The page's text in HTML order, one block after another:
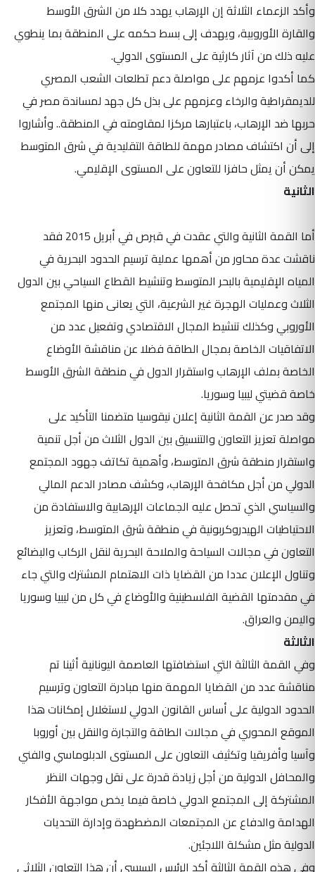
وأكد الزعماء الثلاثة إن الإرهاب يهدد كلا من الشرق الأوسط
والقارة الأوروبية، ويهدف إلى بسط حكمه على المنطقة بما ينطوي
عليه ذلك من آثار كارثية على المستوى الدولي.
كما أكدوا عزمهم على مواصلة دعم تطلعات الشعب المصري
للديمقراطية والرخاء وعزمهم على بذل كل جهد لمساندة مصر في
حربها ضد الإرهاب، باعتبارها مركزا لمقاومته في المنطقة.. وأشاروا
إلى أن اكتشاف مصادر مهمة للطاقة التقليدية في شرق المتوسط
يمكن أن يمثل حافزا للتعاون على المستوى الإقليمي.
الثانية
أما القمة الثانية والتي عقدت في قبرص في أبريل 2015 فقد
ناقشت عدة محاور من أهمها عملية ترسيم الحدود البحرية في
المياه الإقليمية بالبحر المتوسط وتنشيط القطاع السياحي بين الدول
الثلاث وعمليات الهجرة غير الشرعية، التي يعانى منها المجتمع
الأوروبي وكذلك تنشيط المجال الاقتصادي وتفعيل عدد من
الاتفاقيات الخاصة بمجال الطاقة فضلا عن مناقشة الأوضاع
الخاصة بملف الإرهاب واستقرار الدول في منطقة الشرق الأوسط
خاصة قضيتي ليبيا وسوريا.
وقد صدر عن القمة الثانية إعلان نيقوسيا متضمنا التأكيد على
مواصلة تعزيز التعاون والتنسيق بين الدول الثلاث من أجل تنمية
واستقرار منطقة شرق المتوسط، وأهمية تكاتف جهود المجتمع
الدولي من أجل مكافحة الإرهاب، وكشف مصادر الدعم المالي
والسياسي الذي تحصل عليه الجماعات الإرهابية والاستفادة من
الاحتياطيات الهيدروكربونية في منطقة شرق المتوسط، وتعزيز
التعاون في مجالات السياحة والملاحة البحرية لنقل الركاب والبضائع
وتناول الإعلان عددا من القضايا ذات الاهتمام المشترك والتي جاء
في مقدمتها القضية الفلسطينية والأوضاع في كل من ليبيا وسوريا
واليمن والعراق.
الثالثة
وفي القمة الثالثة التي استضافتها العاصمة اليونانية أثينا تم
مناقشة عدد من القضايا المهمة منها مبادرة التعاون وترسيم
الحدود الدولية على أساس القانون الدولي لاستغلال إمكانات هذا
الموقع المحوري في مجالات الطاقة والتجارة والنقل بين أوروبا
وآسيا وأفريقيا وتكثيف التعاون على المستوى الدبلوماسي والفني
والمحافل الدولية من أجل زيادة قدرة على نقل وجهات النظر
المشتركة إلى المجتمع الدولي خاصة فيما يخص مواجهة الأفكار
الهدامة والدفاع عن المجتمعات المضطهدة وإدارة التحديات
الدولية مثل مشكلة اللاجئين.
وفي هذه القمة الثالثة أكد الرئيس السيسي أن هذا التعاون الثلاثي